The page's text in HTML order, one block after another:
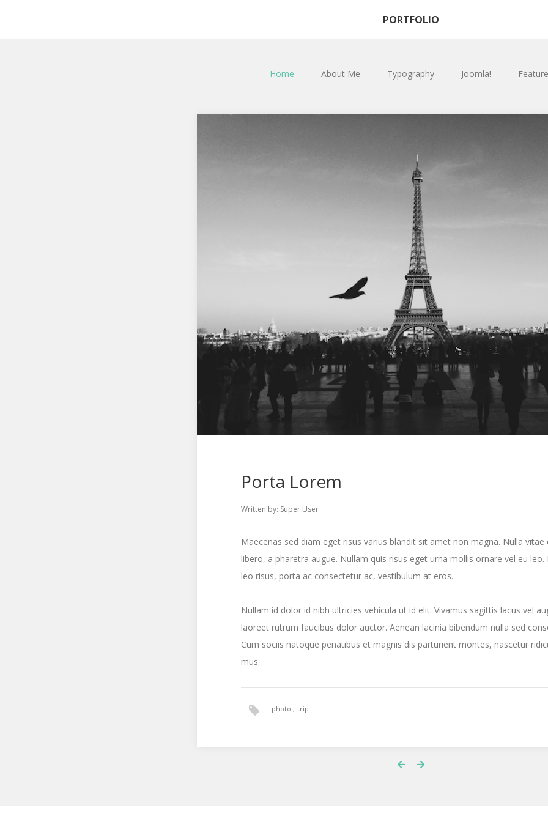
PORTFOLIO
Home About Me Typography Joomla!
Porta Lorem
Written by: Super User
Maecenas sed diam eget risus varius blandit sit amet non magna. Nulla vitae
libero, a pharetra augue. Nullam quis risus eget urna mollis ornare vel eu leo.
leo risus, porta ac consectetur ac, vestibulum at eros.
Nullam id dolor id nibh ultricies vehicula ut id elit. Vivamus sagittis lacus vel
laoreet rutrum faucibus dolor auctor. Aenean lacinia bibendum nulla sed
Cum sociis natoque penatibus et magnis dis parturient montes, nascetur
mus.
photo trip